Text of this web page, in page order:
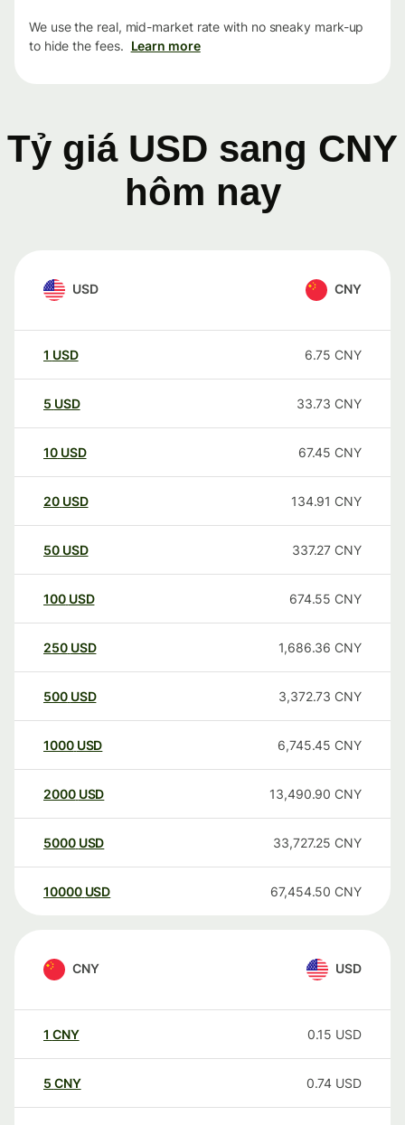
We use the real, mid-market rate with no sneaky mark-up
to hide the fees. Learn more
Tỷ giá USD sang CNY
hôm nay
USD CNY
1 USD 6.75 CNY
5 USD 33.73 CNY
10 USD 67.45 CNY
20 USD 134.91 CNY
50 USD 337.27 CNY
100 USD 674.55 CNY
250 USD 1,686.36 CNY
500 USD 3,372.73 CNY
1000 USD 6,745.45 CNY
2000 USD 13,490.90 CNY
5000 USD 33,727.25 CNY
10000 USD 67,454.50 CNY
CNY USD
1 CNY 0.15 USD
5 CNY 0.74 USD